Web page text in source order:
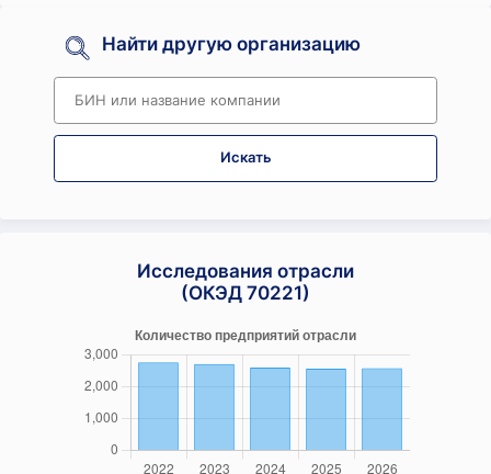
Найти другую организацию
Искать
Исследования отрасли
(ОКЭД 70221)